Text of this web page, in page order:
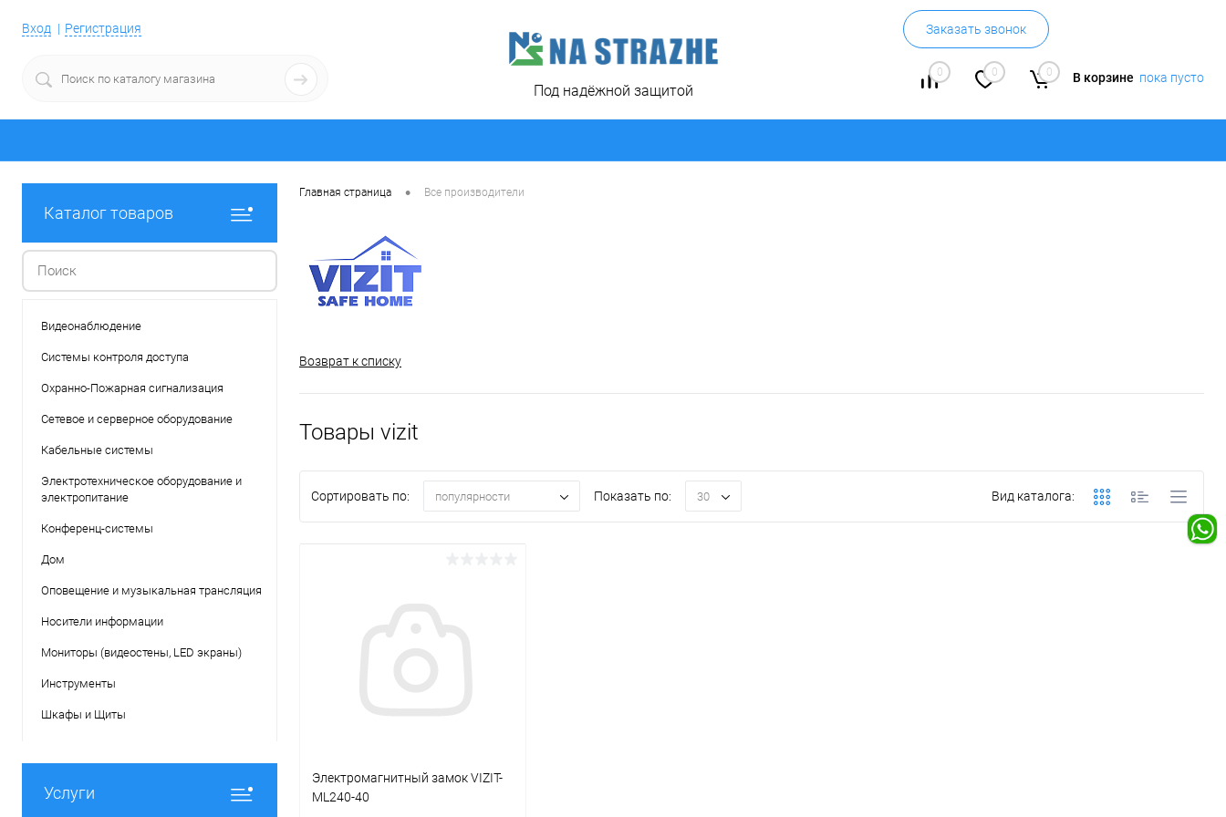
Вход Регистрация Заказать звонок
0 0 0 В корзине пока пусто
Под надёжной защитой
Каталог товаров
Видеонаблюдение
Системы контроля доступа
Охранно-Пожарная сигнализация
Сетевое и серверное оборудование
Кабельные системы
Электротехническое оборудование и
электропитание
Конференц-системы
Дом
Оповещение и музыкальная трансляция
Носители информации
Мониторы (видеостены, LED экраны)
Инструменты
Шкафы и Щиты
Услуги
Главная страница • Все производители
Возврат к списку
Товары vizit
Сортировать по: популярности Показать по: 30 Вид каталога:
Электромагнитный замок VIZIT-
ML240-40